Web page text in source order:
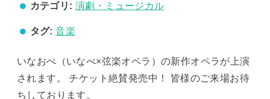
カテゴリ: 演劇・ミュージカル
タグ: 音楽
いなおぺ（いなべ×弦楽オペラ）の新作オペラが上演
されます。 チケット絶賛発売中！ 皆様のご来場お待
ちしております。